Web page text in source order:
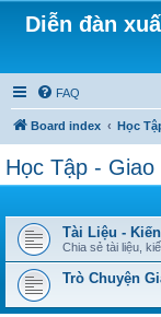
Diễn đàn
FAQ
Board index Học
Học Tập - Giao
Tài Liệu -
Chia sẻ tài liệu,
Trò Chuyện